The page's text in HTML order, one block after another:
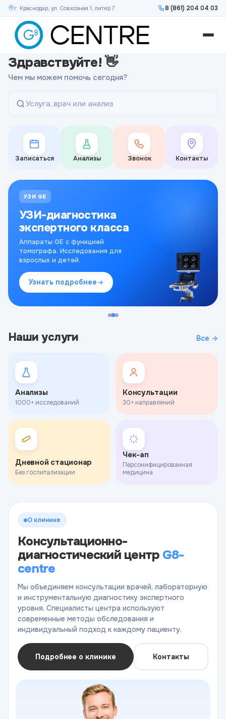
г. Краснодар, ул. Совхозная 1, литер 7 8 (861) 204 04 03
Здравствуйте! 👋
Чем мы можем помочь сегодня?
Услуга, врач или анализ
Записаться Анализы Звонок Контакты
УЗИ GE
УЗИ-диагностика
экспертного класса
Аппараты GE с функцией
томографа. Исследования для
взрослых и детей.
Узнать подробнее
Наши услуги Все →
Анализы
1000+ исследований
Консультации
30+ направлений
Дневной стационар
Без госпитализации
Чек-ап
Персонифицированная
медицина
О клинике
Консультационно-
диагностический центр G8-
centre
Мы объединяем консультации врачей, лабораторную
и инструментальную диагностику экспертного
уровня. Специалисты центра используют
современные методы обследования и
индивидуальный подход к каждому пациенту.
Подробнее о клинике Контакты